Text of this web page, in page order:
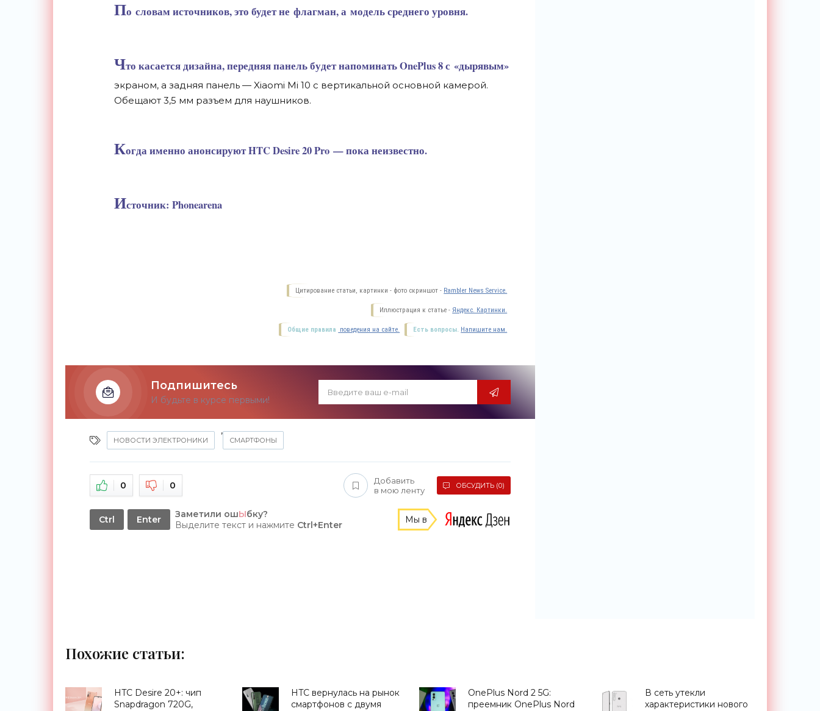
По словам источников, это будет не флагман, а модель среднего уровня.
Что касается дизайна, передняя панель будет напоминать OnePlus 8 с «дырявым»
экраном, а задняя панель —Xiaomi Mi 10 с вертикальной основной камерой.
Обещают 3,5 мм разъем для наушников.
Когда именно анонсируют HTC Desire 20 Pro —пока неизвестно.
Источник: Phonearena
Цитирование статьи, картинки - фото скриншот - Rambler News Service.
Иллюстрация к статье - Яндекс. Картинки.
Есть вопросы. Напишите нам.
Общие правила поведения на сайте.
Подпишитесь
И будьте в курсе первыми!
НОВОСТИ ЭЛЕКТРОНИКИ
,
СМАРТФОНЫ
0 0
Добавить
в мою ленту
ОБСУДИТЬ (0)
Ctrl Enter Заметили ошЫбку?
Выделите текст и нажмите Ctrl+Enter Мы в
Похожие статьи:
HTC Desire 20+: чип
Snapdragon 720G,
HTC вернулась на рынок
смартфонов с двумя
OnePlus Nord 2 5G:
преемник OnePlus Nord
В сеть утекли
характеристики нового